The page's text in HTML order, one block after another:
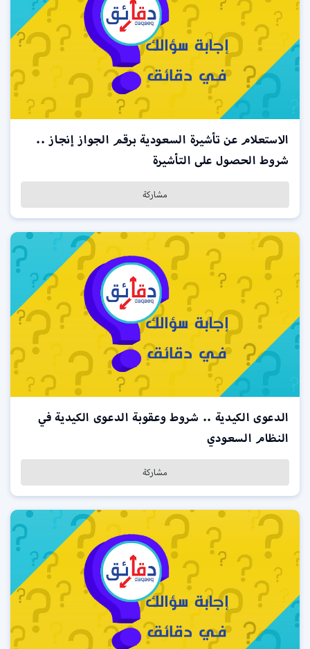
الاستعلام عن تأشيرة السعودية برقم الجواز إنجاز ..
شروط الحصول على التأشيرة
مشاركة
الدعوى الكيدية .. شروط وعقوبة الدعوى الكيدية في
النظام السعودي
مشاركة